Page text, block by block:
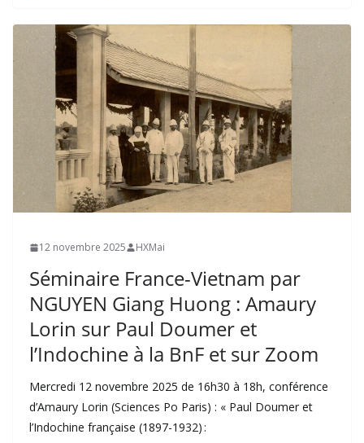
12 novembre 2025 HXMai
Séminaire France-Vietnam par
NGUYEN Giang Huong : Amaury
Lorin sur Paul Doumer et
l’Indochine à la BnF et sur Zoom
Mercredi 12 novembre 2025 de 16h30 à 18h, conférence
d’Amaury Lorin (Sciences Po Paris) : « Paul Doumer et
l’Indochine française (1897-1932) :